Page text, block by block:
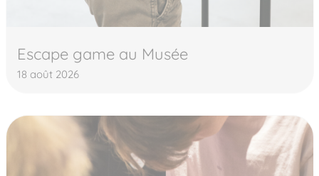
Escape game au Musée
18 août 2026